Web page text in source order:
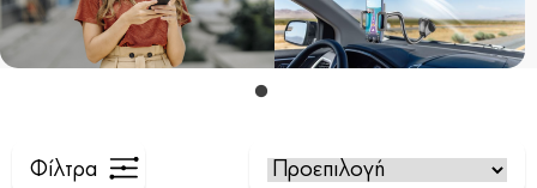
Φίλτρα